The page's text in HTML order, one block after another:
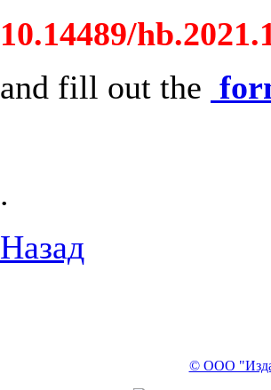
10.14489/
and fill out the
.
Назад
© ООО